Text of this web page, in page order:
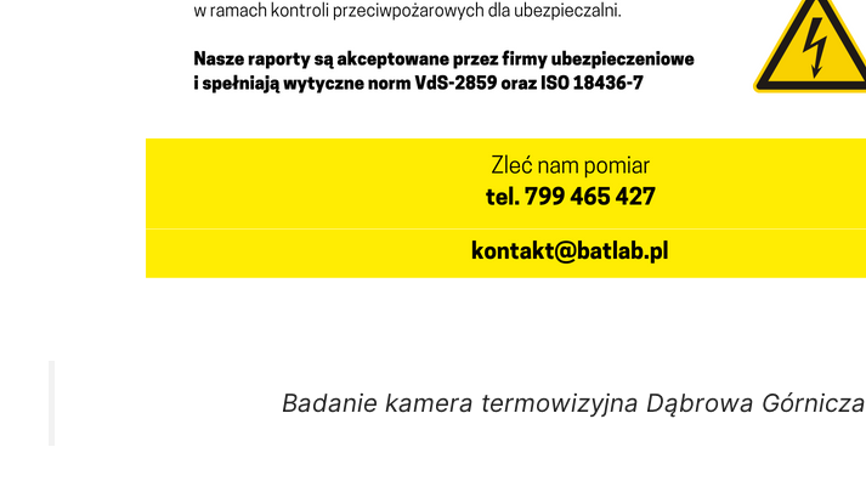
Badanie kamera termowizyjna Dąbrowa Górnicza